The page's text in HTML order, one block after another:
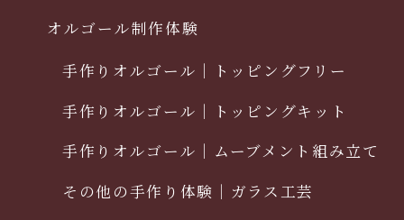
オルゴール制作体験
手作りオルゴール｜トッピングフリー
手作りオルゴール｜トッピングキット
手作りオルゴール｜ムーブメント組み立て
その他の手作り体験｜ガラス工芸